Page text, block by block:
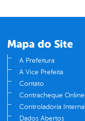
Mapa do Site
A Prefeitura
A Vice Prefeita
Contato
Contracheque Online
Controladoria Interna
Dados Abertos